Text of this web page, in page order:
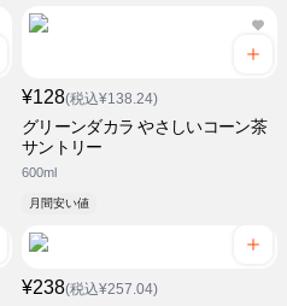
¥128(税込¥138.24)
グリーンダカラ やさしいコーン茶
サントリー
600ml
月間安い値
¥238(税込¥257.04)